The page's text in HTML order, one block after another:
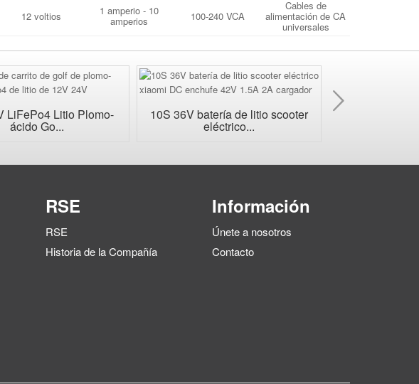
12 voltios 1 amperio - 10
amperios 100-240 VCA
Cables de
alimentación de CA
universales
LiFePo4 Litio Plomo-
ácido Go...
10S 36V batería de litio scooter
eléctrico...
RSE
RSE
Historia de la Compañía
Información
Únete a nosotros
Contacto